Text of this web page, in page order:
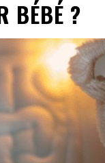
BÉBÉ ?